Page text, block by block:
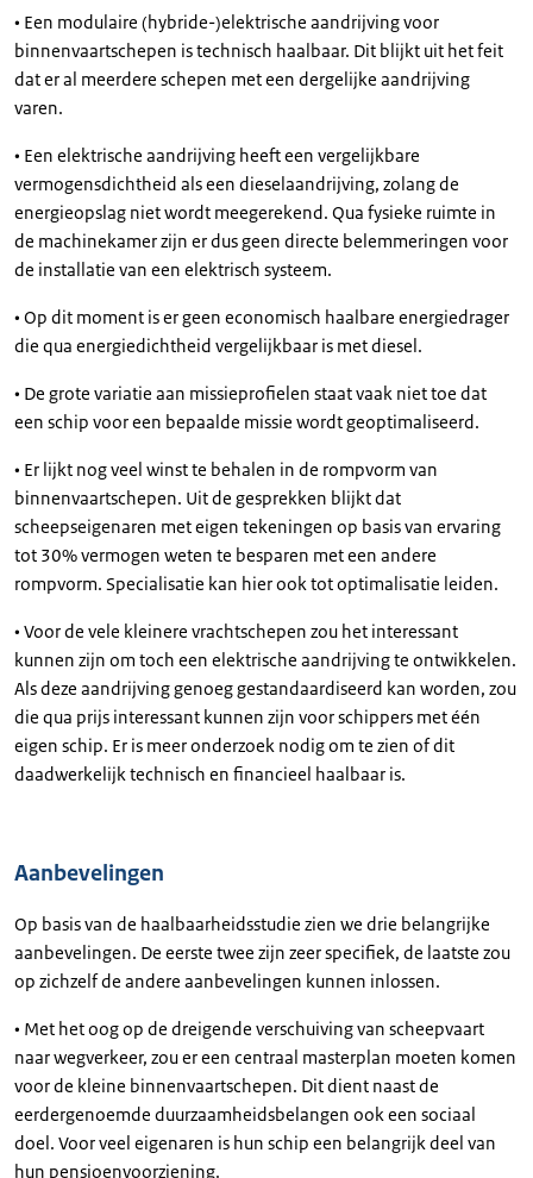
• Een modulaire (hybride-)elektrische aandrijving voor
binnenvaartschepen is technisch haalbaar. Dit blijkt uit het feit
dat er al meerdere schepen met een dergelijke aandrijving
varen.
• Een elektrische aandrijving heeft een vergelijkbare
vermogensdichtheid als een dieselaandrijving, zolang de
energieopslag niet wordt meegerekend. Qua fysieke ruimte in
de machinekamer zijn er dus geen directe belemmeringen voor
de installatie van een elektrisch systeem.
• Op dit moment is er geen economisch haalbare energiedrager
die qua energiedichtheid vergelijkbaar is met diesel.
• De grote variatie aan missieprofielen staat vaak niet toe dat
een schip voor een bepaalde missie wordt geoptimaliseerd.
• Er lijkt nog veel winst te behalen in de rompvorm van
binnenvaartschepen. Uit de gesprekken blijkt dat
scheepseigenaren met eigen tekeningen op basis van ervaring
tot 30% vermogen weten te besparen met een andere
rompvorm. Specialisatie kan hier ook tot optimalisatie leiden.
• Voor de vele kleinere vrachtschepen zou het interessant
kunnen zijn om toch een elektrische aandrijving te ontwikkelen.
Als deze aandrijving genoeg gestandaardiseerd kan worden, zou
die qua prijs interessant kunnen zijn voor schippers met één
eigen schip. Er is meer onderzoek nodig om te zien of dit
daadwerkelijk technisch en financieel haalbaar is.
Aanbevelingen
Op basis van de haalbaarheidsstudie zien we drie belangrijke
aanbevelingen. De eerste twee zijn zeer specifiek, de laatste zou
op zichzelf de andere aanbevelingen kunnen inlossen.
• Met het oog op de dreigende verschuiving van scheepvaart
naar wegverkeer, zou er een centraal masterplan moeten komen
voor de kleine binnenvaartschepen. Dit dient naast de
eerdergenoemde duurzaamheidsbelangen ook een sociaal
doel. Voor veel eigenaren is hun schip een belangrijk deel van
hun pensioenvoorziening.